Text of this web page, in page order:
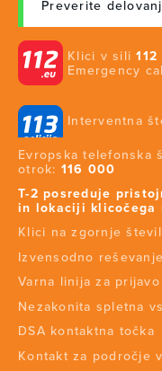
Preverite
Klici v sili112
Emergency
Interventna
Evropska telefonska
otrok: 116 000
T-2 posreduje
in lokaciji klicočega
Klici na zgornje
Izvensodno
Varna linija za
Nezakonita spletna
DSA kontaktna točka
Kontakt za področje